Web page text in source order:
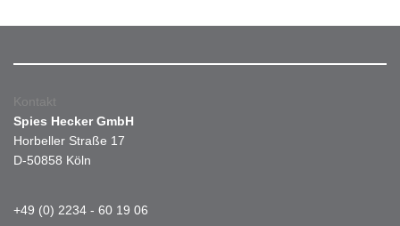
Kontakt
Spies Hecker GmbH
Horbeller Straße 17
D-50858 Köln
+49 (0) 2234 - 60 19 06